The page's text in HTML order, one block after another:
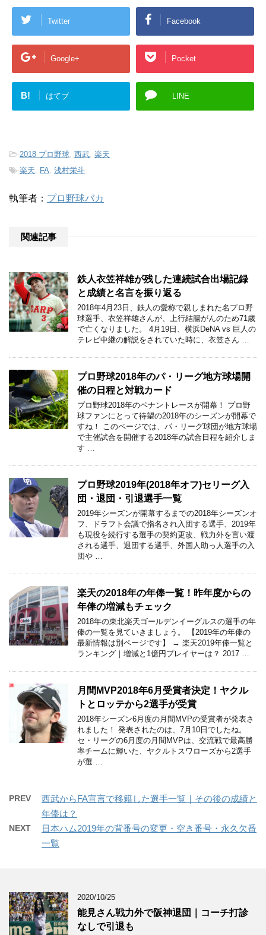
Twitter Facebook
Google+ Pocket
B! はてブ LINE
-2018 プロ野球 西武 楽天
-楽天 FA 浅村栄斗
執筆者： プロ野球バカ
関連記事
鉄人衣笠祥雄が残した連続試合出場記録
と成績と名言を振り返る
2018年4月23日、鉄人の愛称で親しまれた名プロ野
球選手、衣笠祥雄さんが、上行結腸がんのため71歳
で亡くなりました。 4月19日、横浜DeNA vs 巨人の
テレビ中継の解説をされていた時に、衣笠さん …
プロ野球2018年のパ・リーグ地方球場開
催の日程と対戦カード
プロ野球2018年のペナントレースが開幕！ プロ野
球ファンにとって待望の2018年のシーズンが開幕で
すね！ このページでは、パ・リーグ球団が地方球場
で主催試合を開催する2018年の試合日程を紹介しま
す …
プロ野球2019年(2018年オフ)セリーグ入
団・退団・引退選手一覧
2019年シーズンが開幕するまでの2018年シーズンオ
フ、ドラフト会議で指名され入団する選手、2019年
も現役を続行する選手の契約更改、戦力外を言い渡
される選手、退団する選手、外国人助っ人選手の入
団や …
楽天の2018年の年俸一覧！昨年度からの
年俸の増減もチェック
2018年の東北楽天ゴールデンイーグルスの選手の年
俸の一覧を見ていきましょう。 【2019年の年俸の
最新情報は別ページです】 → 楽天2019年俸一覧と
ランキング｜増減と1億円プレイヤーは？ 2017 …
月間MVP2018年6月受賞者決定！ヤクル
トとロッテから2選手が受賞
2018年シーズン6月度の月間MVPの受賞者が発表さ
れました！ 発表されたのは、7月10日でしたね。
セ・リーグの6月度の月間MVPは、交流戦で最高勝
率チームに輝いた、ヤクルトスワローズから2選手
が選 …
PREV
西武からFA宣言で移籍した選手一覧｜その後の成績と
年俸は？
NEXT
日本ハム2019年の背番号の変更・空き番号・永久欠番
一覧
2020/10/25
能見さん戦力外で阪神退団｜コーチ打診
なしで引退も